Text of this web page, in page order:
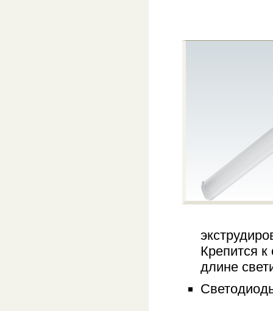
Крепится
длине